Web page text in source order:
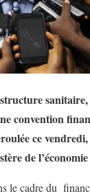
convention
ce
de
le cadre du